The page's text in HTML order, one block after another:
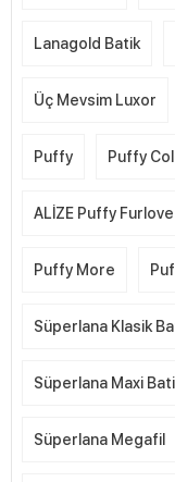
Lanagold Batik
Üç Mevsim Luxor
Puffy Puffy
ALİZE Puffy Furlove
Puffy More
Süperlana Klasik
Süperlana Maxi
Süperlana Megafil